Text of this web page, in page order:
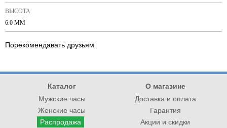
ВЫСОТА
6.0 ММ
Порекомендавать друзьям
Каталог О магазине
Доставка и оплата
Гарантия
Акции и скидки
Мужские часы
Женские часы
Распродажа